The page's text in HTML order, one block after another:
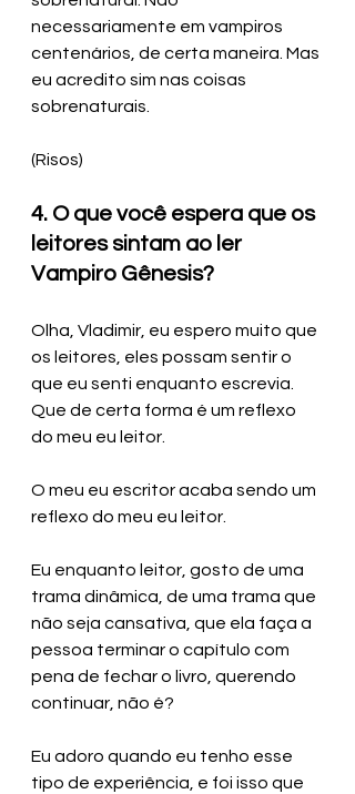
necessariamente em vampiros
centenários, de certa maneira. Mas
eu acredito sim nas coisas
sobrenaturais.
(Risos)
4. O que você espera que os
leitores sintam ao ler
Vampiro Gênesis?
Olha, Vladimir, eu espero muito que
os leitores, eles possam sentir o
que eu senti enquanto escrevia.
Que de certa forma é um reflexo
do meu eu leitor.
O meu eu escritor acaba sendo um
reflexo do meu eu leitor.
Eu enquanto leitor, gosto de uma
trama dinâmica, de uma trama que
não seja cansativa, que ela faça a
pessoa terminar o capítulo com
pena de fechar o livro, querendo
continuar, não é?
Eu adoro quando eu tenho esse
tipo de experiência, e foi isso que